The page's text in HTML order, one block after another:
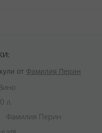
от Фамилия Перин
л.
Фамилия Перин